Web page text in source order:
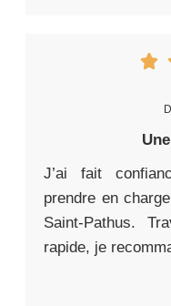
J’ai fait
prendre en
Saint-Pathus.
rapide, je